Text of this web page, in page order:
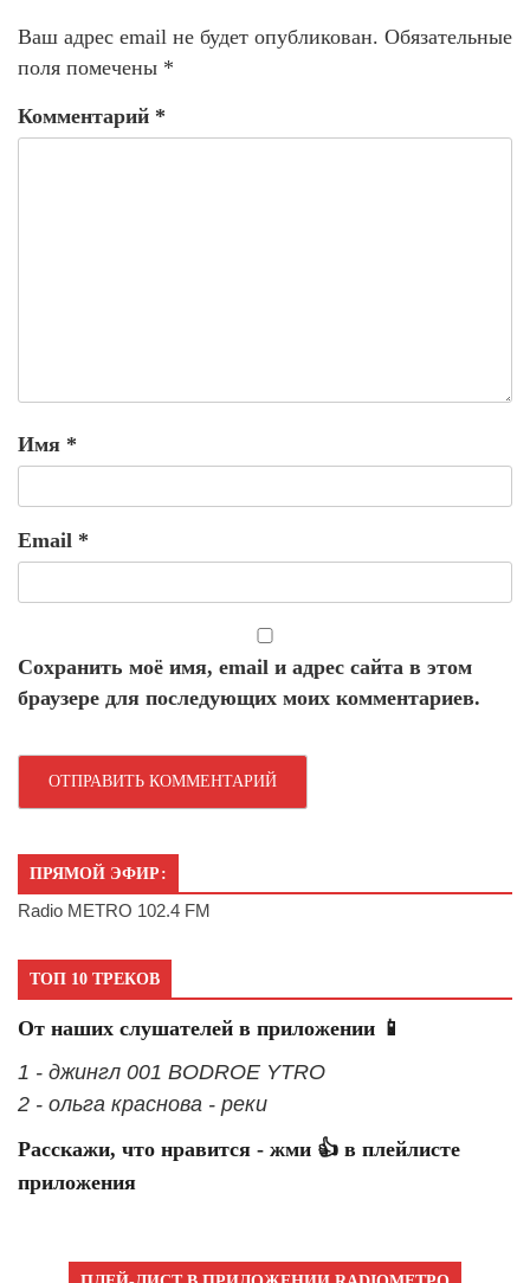
Ваш адрес email не будет опубликован. Обязательные
поля помечены *
Комментарий *
Имя *
Email *
Сохранить моё имя, email и адрес сайта в этом
браузере для последующих моих комментариев.
ПРЯМОЙ ЭФИР:
Radio METRO 102.4 FM
ТОП 10 ТРЕКОВ
От наших слушателей в приложении 📱
1 - джингл 001 BODROE YTRO
2 - ольга краснова - реки
Расскажи, что нравится - жми 👍 в плейлисте
приложения